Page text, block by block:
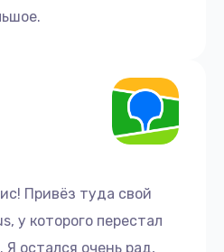
Привёз туда свой
у которого перестал
Я остался очень рад,